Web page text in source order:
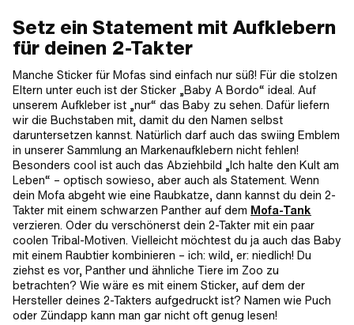
Setz ein Statement mit Aufklebern
für deinen 2-Takter
Manche Sticker für Mofas sind einfach nur süß! Für die stolzen
Eltern unter euch ist der Sticker „Baby A Bordo“ ideal. Auf
unserem Aufkleber ist „nur“ das Baby zu sehen. Dafür liefern
wir die Buchstaben mit, damit du den Namen selbst
daruntersetzen kannst. Natürlich darf auch das swiing Emblem
in unserer Sammlung an Markenaufklebern nicht fehlen!
Besonders cool ist auch das Abziehbild „Ich halte den Kult am
Leben“ – optisch sowieso, aber auch als Statement. Wenn
dein Mofa abgeht wie eine Raubkatze, dann kannst du dein 2-
Takter mit einem schwarzen Panther auf dem Mofa-Tank
verzieren. Oder du verschönerst dein 2-Takter mit ein paar
coolen Tribal-Motiven. Vielleicht möchtest du ja auch das Baby
mit einem Raubtier kombinieren – ich: wild, er: niedlich! Du
ziehst es vor, Panther und ähnliche Tiere im Zoo zu
betrachten? Wie wäre es mit einem Sticker, auf dem der
Hersteller deines 2-Takters aufgedruckt ist? Namen wie Puch
oder Zündapp kann man gar nicht oft genug lesen!